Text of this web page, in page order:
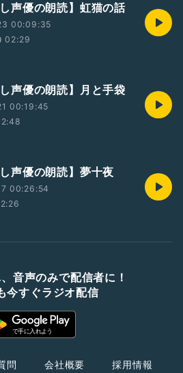
し声優の朗読】虹猫の話
00:09:35
02:29
し声優の朗読】月と手袋
00:19:45
し声優の朗読】夢十夜
00:26:54
音声のみで配信者に！
今すぐラジオ配信
問 会社概要 採用情報